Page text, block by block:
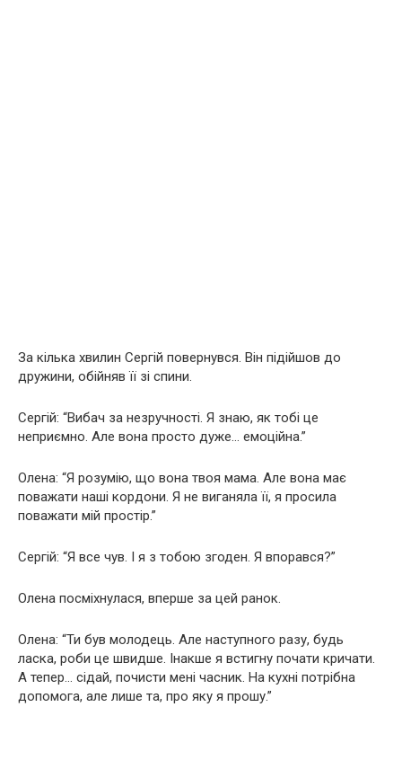
За кілька хвилин Сергій повернувся. Він підійшов до
дружини, обійняв її зі спини.
Сергій: “Вибач за незручності. Я знаю, як тобі це
неприємно. Але вона просто дуже… емоційна.”
Олена: “Я розумію, що вона твоя мама. Але вона має
поважати наші кордони. Я не виганяла її, я просила
поважати мій простір.”
Сергій: “Я все чув. І я з тобою згоден. Я впорався?”
Олена посміхнулася, вперше за цей ранок.
Олена: “Ти був молодець. Але наступного разу, будь
ласка, роби це швидше. Інакше я встигну почати кричати.
А тепер… сідай, почисти мені часник. На кухні потрібна
допомога, але лише та, про яку я прошу.”